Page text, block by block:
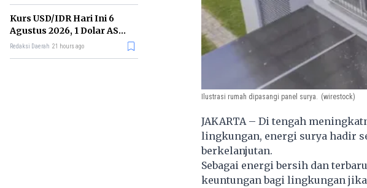
Kurs USD/IDR Hari Ini 6
Agustus 2026, 1 Dolar AS
Kini Berapa Rupiah?
Redaksi Daerah 21 hours ago
Ilustrasi rumah dipasangi panel surya. (wirestock)
JAKARTA – Di tengah
lingkungan, energi surya hadir
berkelanjutan.
Sebagai energi bersih dan
keuntungan bagi lingkungan